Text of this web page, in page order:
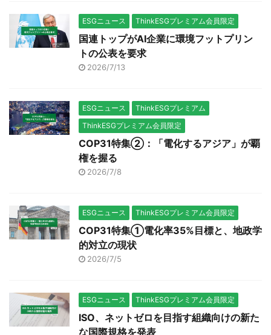
ESGニュース ThinkESGプレミアム会員限定
国連トップがAI企業に環境フットプリン
トの公表を要求
2026/7/13
ESGニュース
ThinkESGプレミアム
ThinkESGプレミアム会員限定
COP31特集②：「電化するアジア」が覇
権を握る
2026/7/8
ESGニュース ThinkESGプレミアム会員限定
COP31特集①電化率35%目標と、地政学
的対立の現状
2026/7/5
ESGニュース ThinkESGプレミアム会員限定
ISO、ネットゼロを目指す組織向けの新た
な国際規格を発表